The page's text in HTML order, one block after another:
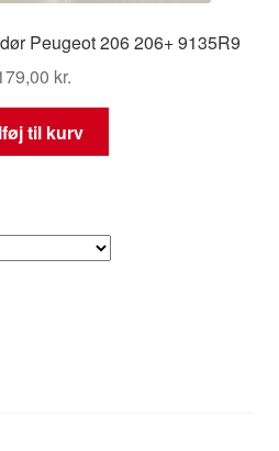
Peugeot 206 206+ 9135R9
kr.
til kurv